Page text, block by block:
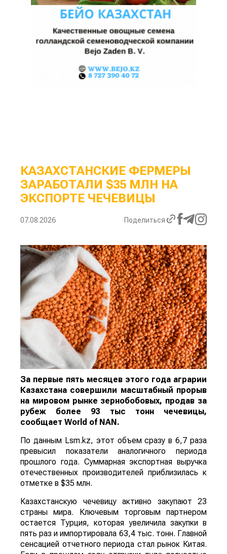
КАЗАХСТАНСКИЕ ФЕРМЕРЫ
ЗАРАБОТАЛИ $35 МЛН НА
ЭКСПОРТЕ ЧЕЧЕВИЦЫ
07.08.2026 Поделиться
За первые пять месяцев этого года аграрии
Казахстана совершили масштабный прорыв
на мировом рынке зернобобовых, продав за
рубеж более 93 тыс тонн чечевицы,
сообщает World of NAN .
По данным Lsm.kz, этот объем сразу в 6,7 раза
превысил показатели аналогичного периода
прошлого года. Суммарная экспортная выручка
отечественных производителей приблизилась к
отметке в $35 млн.
Казахстанскую чечевицу активно закупают 23
страны мира. Ключевым торговым партнером
остается Турция, которая увеличила закупки в
пять раз и импортировала 63,4 тыс. тонн. Главной
сенсацией отчетного периода стал рынок Китая.